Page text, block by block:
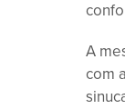
A
com